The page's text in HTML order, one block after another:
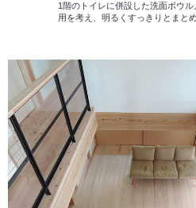
1階のトイレに併設した洗面ボウル
用を考え、明るくすっきりとまとめ